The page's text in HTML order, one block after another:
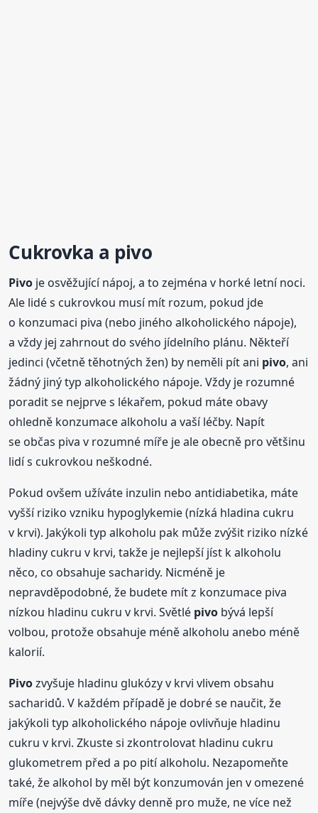
Cukrovka a pivo
Pivo je osvěžující nápoj, a to zejména v horké letní noci.
Ale lidé s cukrovkou musí mít rozum, pokud jde
o konzumaci piva (nebo jiného alkoholického nápoje),
a vždy jej zahrnout do svého jídelního plánu. Někteří
jedinci (včetně těhotných žen) by neměli pít ani pivo, ani
žádný jiný typ alkoholického nápoje. Vždy je rozumné
poradit se nejprve s lékařem, pokud máte obavy
ohledně konzumace alkoholu a vaší léčby. Napít
se občas piva v rozumné míře je ale obecně pro většinu
lidí s cukrovkou neškodné.
Pokud ovšem užíváte inzulin nebo antidiabetika, máte
vyšší riziko vzniku hypoglykemie (nízká hladina cukru
v krvi). Jakýkoli typ alkoholu pak může zvýšit riziko nízké
hladiny cukru v krvi, takže je nejlepší jíst k alkoholu
něco, co obsahuje sacharidy. Nicméně je
nepravděpodobné, že budete mít z konzumace piva
nízkou hladinu cukru v krvi. Světlé pivo bývá lepší
volbou, protože obsahuje méně alkoholu anebo méně
kalorií.
Pivozvyšuje hladinu glukózy v krvi vlivem obsahu
sacharidů. V každém případě je dobré se naučit, že
jakýkoli typ alkoholického nápoje ovlivňuje hladinu
cukru v krvi. Zkuste si zkontrolovat hladinu cukru
glukometrem před a po pití alkoholu. Nezapomeňte
také, že alkohol by měl být konzumován jen v omezené
míře (nejvýše dvě dávky denně pro muže, ne více než